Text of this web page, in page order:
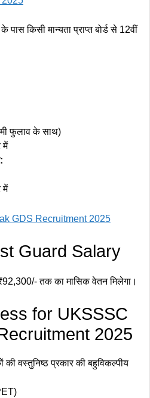
के पास किसी मान्यता प्राप्त बोर्ड से 12वीं
फुलाव के साथ)
में
में
GDS Recruitment 2025
Guard Salary
तक का मासिक वेतन मिलेगा।
for UKSSSC
2025
की वस्तुनिष्ठ प्रकार की बहुविकल्पीय